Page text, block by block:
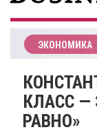
ЭКОНОМИКА
КЛАСС —
РАВНО»